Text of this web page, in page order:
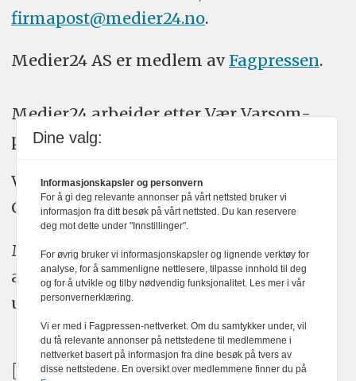
firmapost@medier24.no.
Medier24 AS er medlem av Fagpressen.
Medier24 arbeider etter Vær Varsom-
plakatens regler for god presseskikk.
Vi bruker KI-verktøy som ChatGPT,
Claude, og Gemini i journalistikken vår.
Medier24s redaksjon har alltid det fulle
ansvar for publisert innhold, med eller
uten bruk av kunstig intelligens.
Dine valg:
Informasjonskapsler og personvern
For å gi deg relevante annonser på vårt nettsted bruker vi
informasjon fra ditt besøk på vårt nettsted. Du kan reservere
deg mot dette under "Innstillinger".
For øvrig bruker vi informasjonskapsler og lignende verktøy for
analyse, for å sammenligne nettlesere, tilpasse innhold til deg
og for å utvikle og tilby nødvendig funksjonalitet. Les mer i vår
personvernerklæring.
Vi er med i Fagpressen-nettverket. Om du samtykker under, vil
du få relevante annonser på nettstedene til medlemmene i
nettverket basert på informasjon fra dine besøk på tvers av
disse nettstedene. En oversikt over medlemmene finner du på